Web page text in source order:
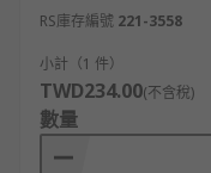
RS庫存編號 221-3558
小計（1 件）
TWD234.00(不含稅)
數量